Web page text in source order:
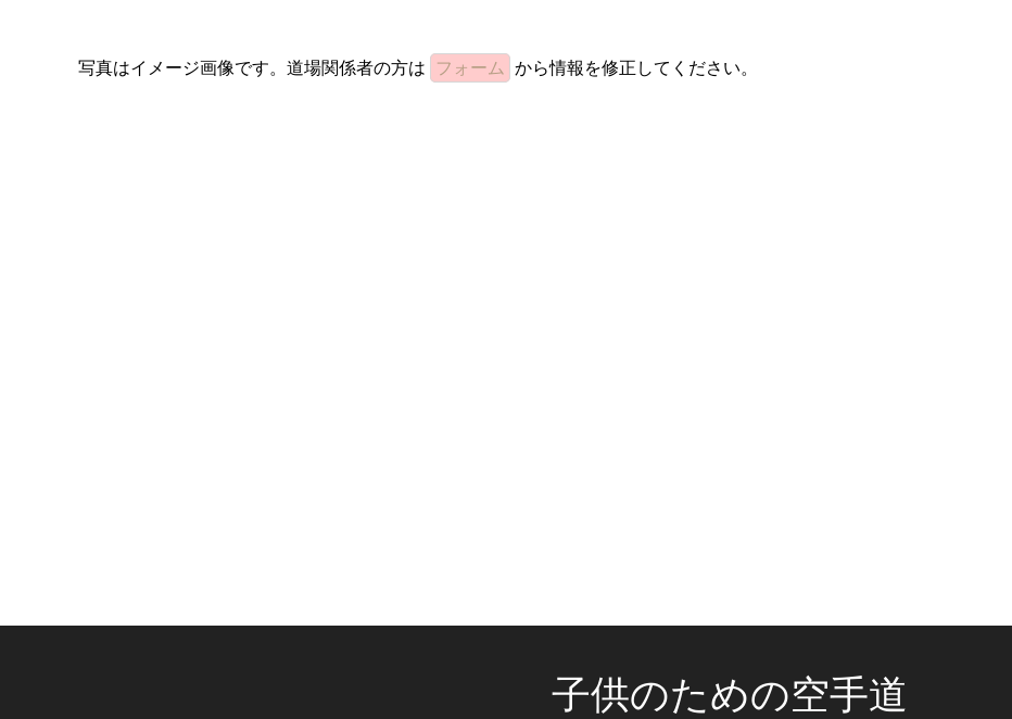
写真はイメージ画像です。道場関係者の方は フォーム から情報を修正してください。
子供のための空手道